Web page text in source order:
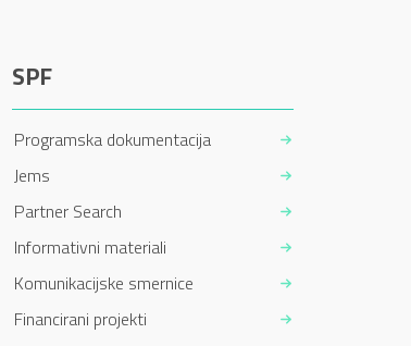
SPF
Programska dokumentacija
Jems
Partner Search
Informativni materiali
Komunikacijske smernice
Financirani projekti